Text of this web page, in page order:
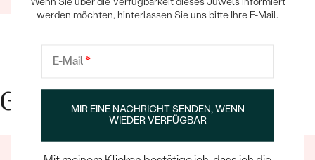
Gute Gründe für Eppi
werden möchten, hinterlassen Sie uns bitte Ihre E-Mail.
E-Mail*
MIR EINE NACHRICHT SENDEN, WENN
WIEDER VERFÜGBAR